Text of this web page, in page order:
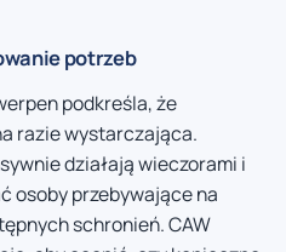
potrzeb
podkreśla, że
razie wystarczająca.
działają wieczorami i
osoby przebywające na
schronień. CAW